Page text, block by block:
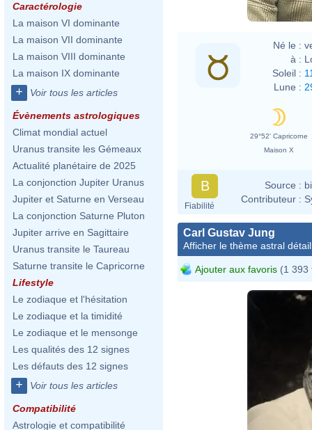
Caractérologie
La maison VI dominante
La maison VII dominante
La maison VIII dominante
La maison IX dominante
+ Voir tous les articles
Évènements astrologiques
Climat mondial actuel
Uranus transite les Gémeaux
Actualité planétaire de 2025
La conjonction Jupiter Uranus
Jupiter et Saturne en Verseau
La conjonction Saturne Pluton
Jupiter arrive en Sagittaire
Uranus transite le Taureau
Saturne transite le Capricorne
Lifestyle
Le zodiaque et l'hésitation
Le zodiaque et la timidité
Le zodiaque et le mensonge
Les qualités des 12 signes
Les défauts des 12 signes
+ Voir tous les articles
Compatibilité
Astrologie et compatibilité
Né le :
à :
Soleil :
Lune :
29°52' Capricorne
Maison X
B
Fiabilité
Source :
Contributeur :
Carl Gustav Jung
Afficher le thème astral
Ajouter aux favoris (1 393